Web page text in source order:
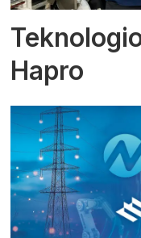
Hapro